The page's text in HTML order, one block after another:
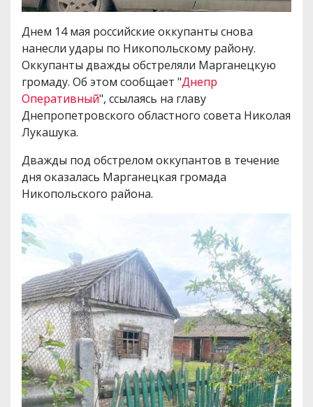
Днем 14 мая российские оккупанты снова
нанесли удары по Никопольскому району.
Оккупанты дважды обстреляли Марганецкую
громаду. Об этом сообщает "Днепр
Оперативный", ссылаясь на главу
Днепропетровского областного совета Николая
Лукашука.
Дважды под обстрелом оккупантов в течение
дня оказалась Марганецкая громада
Никопольского района.